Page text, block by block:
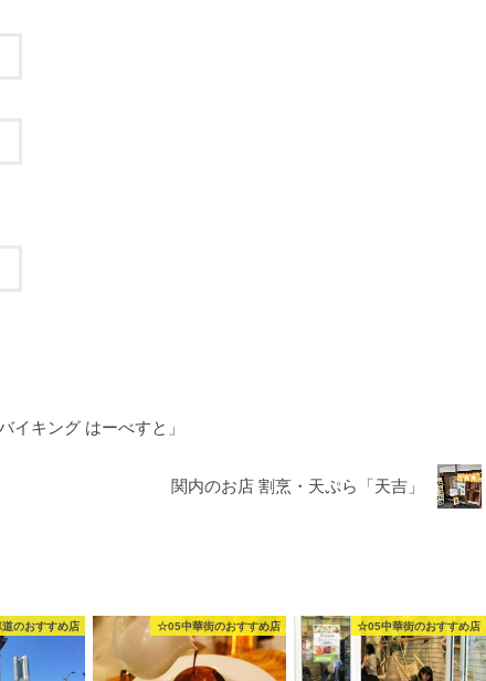
キング はーべすと」
関内のお店 割烹・天ぷら「天吉」
のおすすめ店 ☆05中華街のおすすめ店 ☆05中華街のおすすめ店